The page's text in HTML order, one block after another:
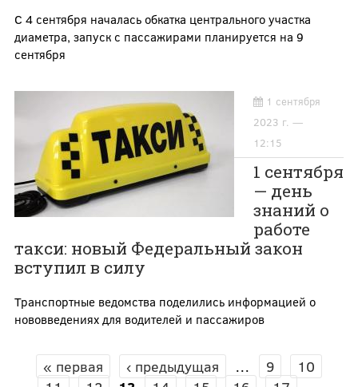
С 4 сентября началась обкатка центрального участка
диаметра, запуск с пассажирами планируется на 9
сентября
1 сентября
2023 г. —
12:15
1 сентября
— день
знаний о
работе
такси: новый Федеральный закон
вступил в силу
Транспортные ведомства поделились информацией о
нововведениях для водителей и пассажиров
« первая ‹ предыдущая … 9
10